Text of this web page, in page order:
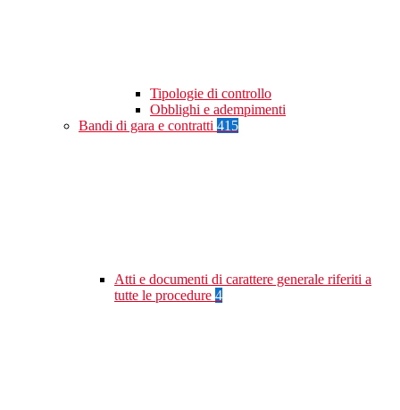
Tipologie di controllo
Obblighi e adempimenti
Bandi di gara e contratti 415
Atti e documenti di carattere generale riferiti a
tutte le procedure 4